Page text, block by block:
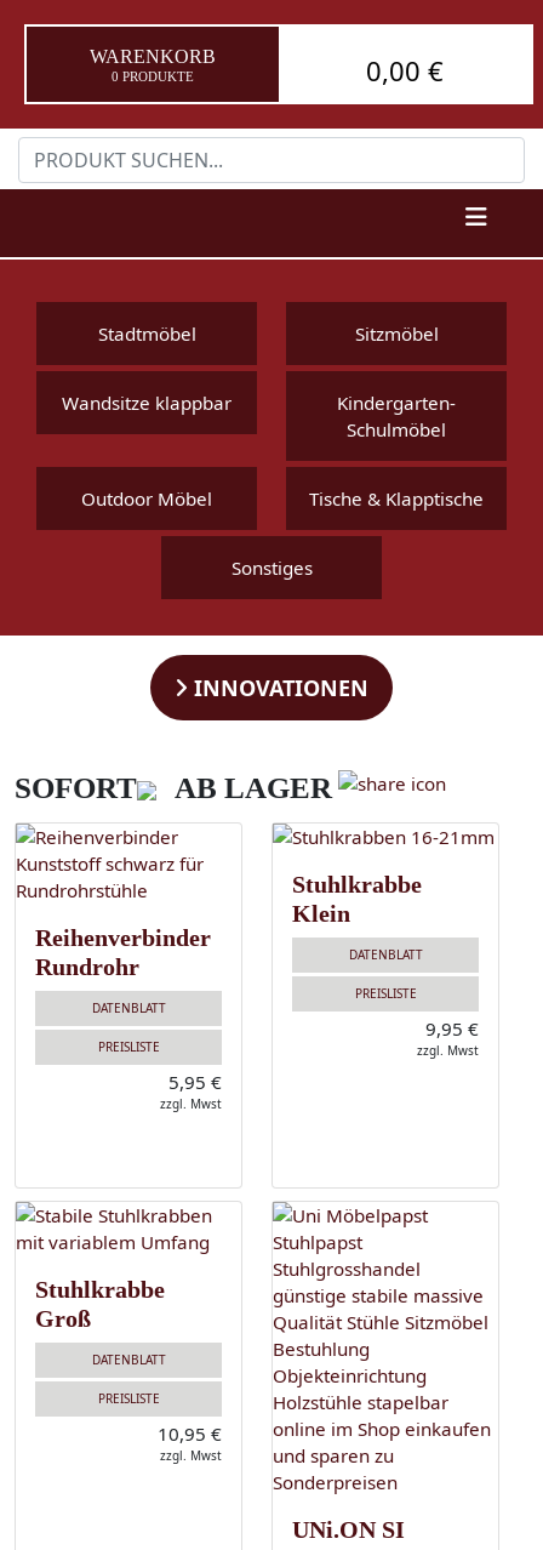
WARENKORB
0 PRODUKTE 0,00 €
Stadtmöbel Sitzmöbel
Wandsitze klappbar
Kindergarten-
Schulmöbel
Outdoor Möbel Tische & Klapptische
Sonstiges
INNOVATIONEN
SOFORT AB LAGER
Reihenverbinder
Rundrohr
DATENBLATT
PREISLISTE
5,95 €
zzgl. Mwst
Stuhlkrabbe
Klein
DATENBLATT
PREISLISTE
9,95 €
zzgl. Mwst
Stuhlkrabbe
Groß
DATENBLATT
PREISLISTE
10,95 €
zzgl. Mwst
UNi.ON SI